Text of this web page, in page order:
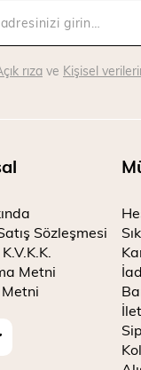
rıza ve Kişisel
Sözleşmesi
Metni
Metni